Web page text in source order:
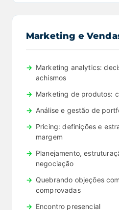
Marketing e
Marketing analytics:
achismos
Marketing de produtos:
Análise e gestão de
Pricing: definições e
margem
Planejamento,
negociação
Quebrando objeções
comprovadas
Encontro presencial